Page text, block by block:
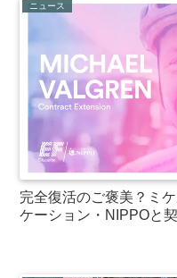
ニュース
完全復活のご褒美？ミ
ケーション・NIPPOと